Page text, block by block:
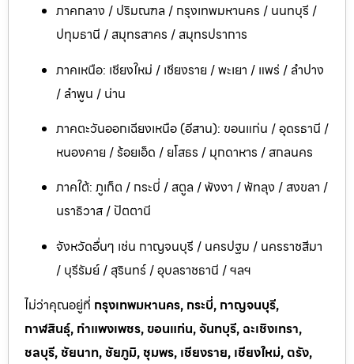
ภาคกลาง / ปริมณฑล / กรุงเทพมหานคร / นนทบุรี /
ปทุมธานี / สมุทรสาคร / สมุทรปราการ
ภาคเหนือ: เชียงใหม่ / เชียงราย / พะเยา / แพร่ / ลำปาง
/ ลำพูน / น่าน
ภาคตะวันออกเฉียงเหนือ (อีสาน): ขอนแก่น / อุดรธานี /
หนองคาย / ร้อยเอ็ด / ยโสธร / มุกดาหาร / สกลนคร
ภาคใต้: ภูเก็ต / กระบี่ / สตูล / พังงา / พัทลุง / สงขลา /
นราธิวาส / ปัตตานี
จังหวัดอื่นๆ เช่น กาญจนบุรี / นครปฐม / นครราชสีมา
/ บุรีรัมย์ / สุรินทร์ / อุบลราชธานี / ฯลฯ
ไม่ว่าคุณอยู่ที่ กรุงเทพมหานคร, กระบี่, กาญจนบุรี,
กาฬสินธุ์, กำแพงเพชร, ขอนแก่น, จันทบุรี, ฉะเชิงเทรา,
ชลบุรี, ชัยนาท, ชัยภูมิ, ชุมพร, เชียงราย, เชียงใหม่, ตรัง,